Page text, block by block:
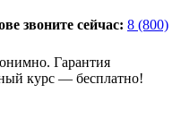
звоните сейчас: 8 (800)
Гарантия
курс — бесплатно!